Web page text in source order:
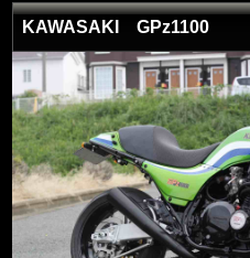
KAWASAKI GPz1100